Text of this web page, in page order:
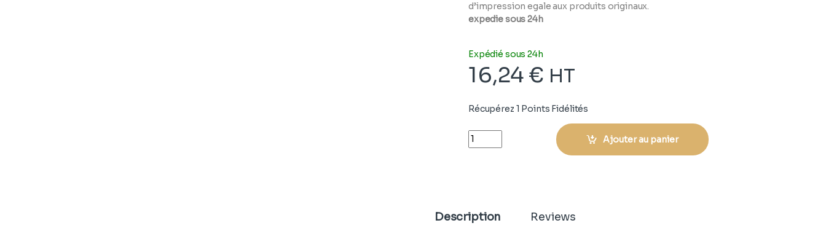
d’impression egale aux produits originaux.
expedie sous 24h
Expédié sous 24h
16,24 € HT
Récupérez 1 Points Fidélités
Quantity Ajouter au panier
Description Reviews